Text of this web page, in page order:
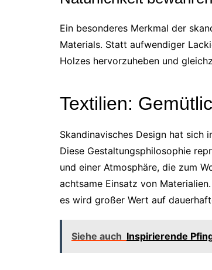
Ein besonderes Merkmal der
Materials. Statt aufwendiger
Holzes hervorzuheben und
Textilien:
Skandinavisches Design hat sich
Diese Gestaltungsphilosophie
und einer Atmosphäre, die zum
achtsame Einsatz von
es wird großer Wert auf
Siehe auch Inspirierende